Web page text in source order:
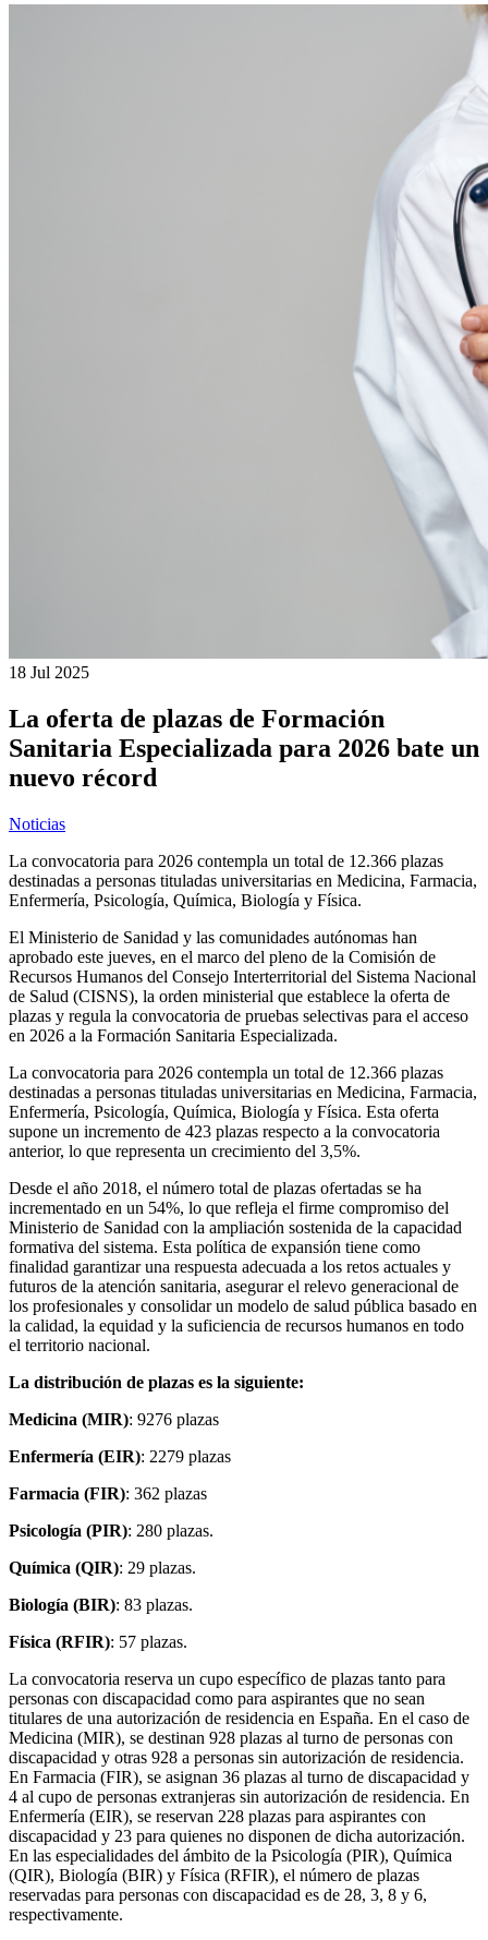
18 Jul 2025
La oferta de plazas de Formación
Sanitaria Especializada para 2026 bate un
nuevo récord
Noticias
La convocatoria para 2026 contempla un total de 12.366 plazas
destinadas a personas tituladas universitarias en Medicina, Farmacia,
Enfermería, Psicología, Química, Biología y Física.
El Ministerio de Sanidad y las comunidades autónomas han
aprobado este jueves, en el marco del pleno de la Comisión de
Recursos Humanos del Consejo Interterritorial del Sistema Nacional
de Salud (CISNS), la orden ministerial que establece la oferta de
plazas y regula la convocatoria de pruebas selectivas para el acceso
en 2026 a la Formación Sanitaria Especializada.
La convocatoria para 2026 contempla un total de 12.366 plazas
destinadas a personas tituladas universitarias en Medicina, Farmacia,
Enfermería, Psicología, Química, Biología y Física. Esta oferta
supone un incremento de 423 plazas respecto a la convocatoria
anterior, lo que representa un crecimiento del 3,5%.
Desde el año 2018, el número total de plazas ofertadas se ha
incrementado en un 54%, lo que refleja el firme compromiso del
Ministerio de Sanidad con la ampliación sostenida de la capacidad
formativa del sistema. Esta política de expansión tiene como
finalidad garantizar una respuesta adecuada a los retos actuales y
futuros de la atención sanitaria, asegurar el relevo generacional de
los profesionales y consolidar un modelo de salud pública basado en
la calidad, la equidad y la suficiencia de recursos humanos en todo
el territorio nacional.
La distribución de plazas es la siguiente:
Medicina (MIR): 9276 plazas
Enfermería (EIR): 2279 plazas
Farmacia (FIR): 362 plazas
Psicología (PIR): 280 plazas.
Química (QIR): 29 plazas.
Biología (BIR): 83 plazas.
Física (RFIR): 57 plazas.
La convocatoria reserva un cupo específico de plazas tanto para
personas con discapacidad como para aspirantes que no sean
titulares de una autorización de residencia en España. En el caso de
Medicina (MIR), se destinan 928 plazas al turno de personas con
discapacidad y otras 928 a personas sin autorización de residencia.
En Farmacia (FIR), se asignan 36 plazas al turno de discapacidad y
4 al cupo de personas extranjeras sin autorización de residencia. En
Enfermería (EIR), se reservan 228 plazas para aspirantes con
discapacidad y 23 para quienes no disponen de dicha autorización.
En las especialidades del ámbito de la Psicología (PIR), Química
(QIR), Biología (BIR) y Física (RFIR), el número de plazas
reservadas para personas con discapacidad es de 28, 3, 8 y 6,
respectivamente.